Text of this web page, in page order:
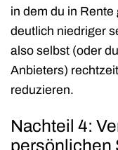
in dem du in
deutlich niedriger
also selbst (oder
Anbieters)
reduzieren.
Nachteil 4:
persönlichen